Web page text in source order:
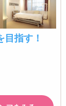
指す！